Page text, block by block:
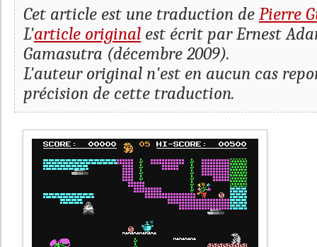
Cet article est une traduction de Pierre
L'article original est écrit par Ernest
Gamasutra (décembre 2009).
L'auteur original n'est en aucun cas
précision de cette traduction.